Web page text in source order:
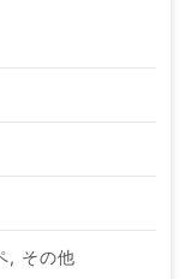
, その他